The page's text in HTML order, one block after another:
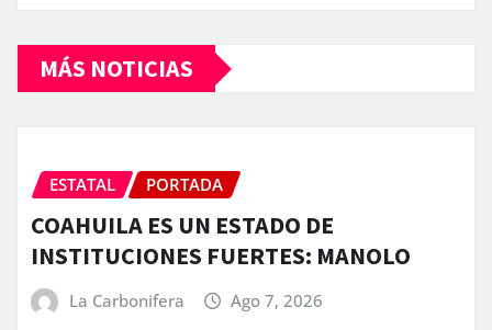
MÁS NOTICIAS
ESTATAL PORTADA
COAHUILA ES UN ESTADO DE
INSTITUCIONES FUERTES: MANOLO
La Carbonifera Ago 7, 2026